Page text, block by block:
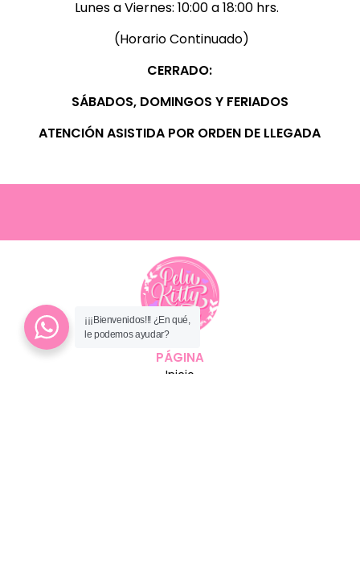
Lunes a Viernes: 10:00 a 18:00 hrs.
(Horario Continuado)
CERRADO:
SÁBADOS, DOMINGOS Y FERIADOS
ATENCIÓN ASISTIDA POR ORDEN DE LLEGADA
PÁGINA
Inicio
¡¡¡Bienvenidos!!! ¿En qué,
le podemos ayudar?